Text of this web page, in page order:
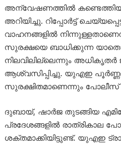
അന്വേഷണത്തിൽ
അറിയിച്ചു. റിപ്പോർട്ട്
വാഹനങ്ങളിൽ
സുരക്ഷയെ ബാധിക്കുന്ന
നിലവിലില്ലെന്നും അധികൃതർ
ആശ്വസിപ്പിച്ചു. യുഎഇ
സുരക്ഷിതമാണെന്നും പോലീസ്
ദുബായ്, ഷാർജ തുടങ്ങിയ
പ്രദേശങ്ങളിൽ രാത്രികാല
ശക്തമാക്കിയിട്ടുണ്ട്. യുഎഇ